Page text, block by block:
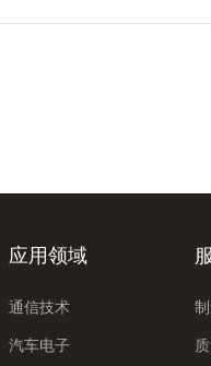
应用领域
通信技术
汽车电子